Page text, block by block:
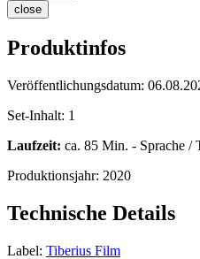
close
Produktinfos
Veröffentlichungsdatum:
Set-Inhalt: 1
Laufzeit: ca. 85 Min. - Sprache /
Produktionsjahr: 2020
Technische Details
Label: Tiberius Film